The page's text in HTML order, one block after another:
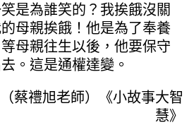
是為誰笑的？我挨餓沒關
母親挨餓！他是為了奉養
母親往生以後，他要保守
。這是通權達變。
蔡禮旭老師）《小故事大智
慧》